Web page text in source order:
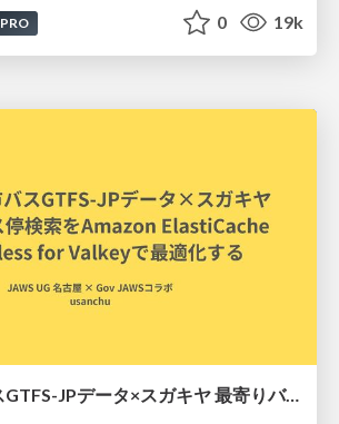
PRO 0 19k
名古屋の市バスGTFS-JPデータ×スガキヤ 最寄りバス停検索をAmazon ElastiCache Serverless for Valkeyで最適化する